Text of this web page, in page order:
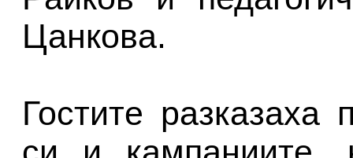
Цанкова.
Гостите